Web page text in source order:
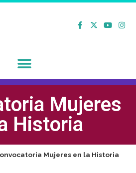
Mujeres
Historia
Mujeres en la Historia